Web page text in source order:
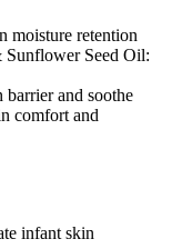
moisture retention
Sunflower Seed Oil:
and soothe
comfort and
infant skin